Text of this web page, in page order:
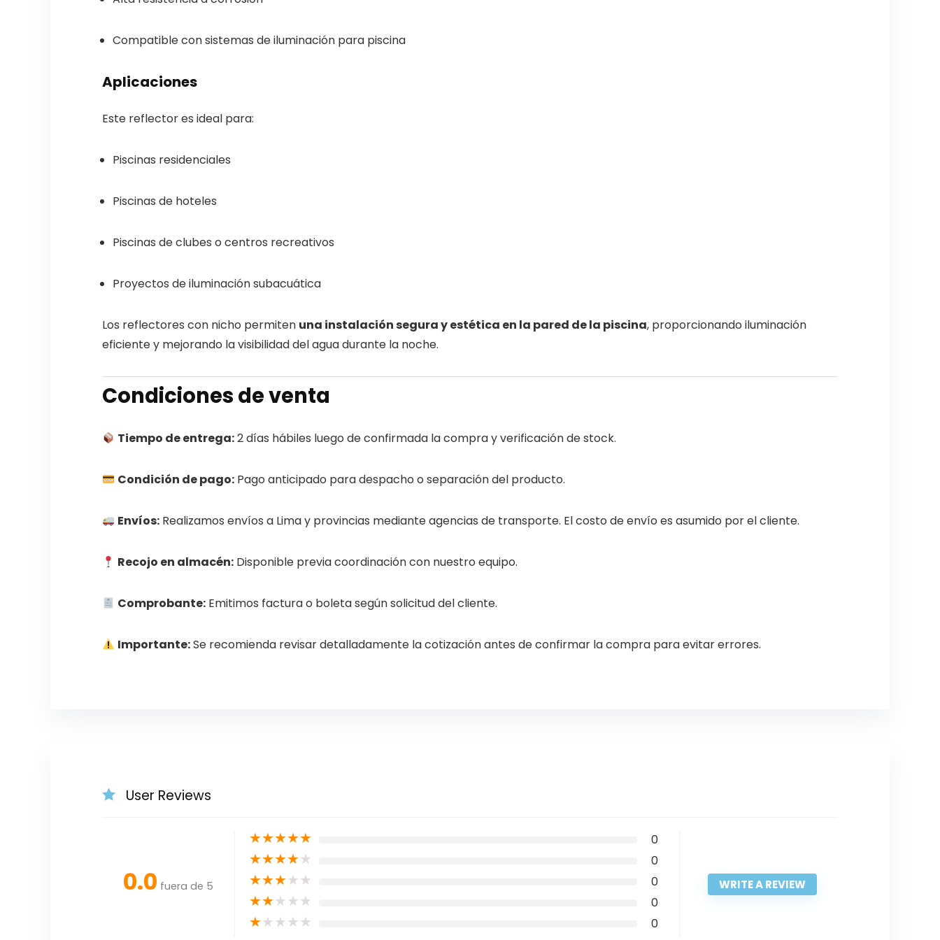
Compatible con sistemas de iluminación para piscina
Aplicaciones
Este reflector es ideal para:
Piscinas residenciales
Piscinas de hoteles
Piscinas de clubes o centros recreativos
Proyectos de iluminación subacuática
Los reflectores con nicho permiten una instalación segura y estética en la pared de la piscina, proporcionando iluminación
eficiente y mejorando la visibilidad del agua durante la noche.
Condiciones de venta
Tiempo de entrega:2 días hábiles luego de confirmada la compra y verificación de stock.
Condición de pago: Pago anticipado para despacho o separación del producto.
Envíos: Realizamos envíos a Lima y provincias mediante agencias de transporte. El costo de envío es asumido por el cliente.
Recojo en almacén: Disponible previa coordinación con nuestro equipo.
Comprobante: Emitimos factura o boleta según solicitud del cliente.
Importante:Se recomienda revisar detalladamente la cotización antes de confirmar la compra para evitar errores.
User Reviews
0.0 fuera de 5
★★★★★ 0
★★★★★ 0
★★★★★ 0
★★★★★ 0
★★★★★ 0
WRITE A REVIEW